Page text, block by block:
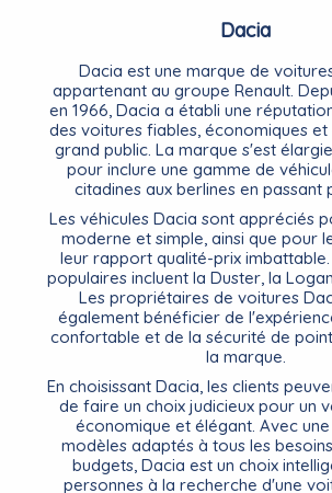
Dacia
Dacia est une marque de
appartenant au groupe Renault.
en 1966, Dacia a établi une
des voitures fiables, économiques et
grand public. La marque s'est
pour inclure une gamme de
citadines aux berlines en passant
Les véhicules Dacia sont appréciés
moderne et simple, ainsi que pour
leur rapport qualité-prix
populaires incluent la Duster, la
Les propriétaires de voitures
également bénéficier de
confortable et de la sécurité de
la marque.
En choisissant Dacia, les clients
de faire un choix judicieux pour un
économique et élégant. Avec
modèles adaptés à tous les
budgets, Dacia est un choix
personnes à la recherche d'une